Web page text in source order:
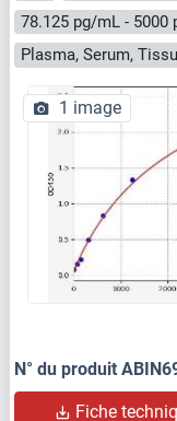
78.125 pg/mL - 5000
Plasma, Serum,
1 image
N° du produit
Fiche